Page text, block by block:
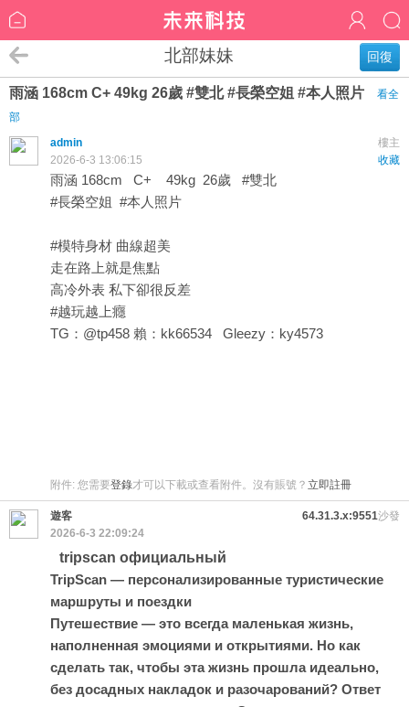
回復
北部妹妹
雨涵 168cm C+ 49kg 26歲 #雙北 #長榮空姐 #本人照片
看全
部
樓主
admin
收藏
2026-6-3 13:06:15
雨涵 168cm C+ 49kg 26歲 #雙北
#長榮空姐 #本人照片
#模特身材 曲線超美
走在路上就是焦點
高冷外表 私下卻很反差
#越玩越上癮
TG：@tp458 賴：kk66534 Gleezy：ky4573
附件: 您需要登錄才可以下載或查看附件。沒有賬號？ 立即註冊
沙發
遊客
64.31.3.x:9551
2026-6-3 22:09:24
tripscan официальный
TripScan — персонализированные туристические
маршруты и поездки
Путешествие — это всегда маленькая жизнь,
наполненная эмоциями и открытиями. Но как
сделать так, чтобы эта жизнь прошла идеально,
без досадных накладок и разочарований? Ответ